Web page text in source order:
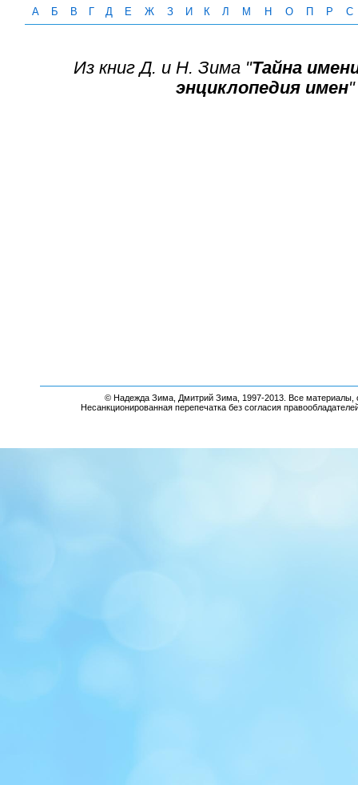
А Б В Г Д Е Ж З И К Л М Н О П Р С
Из книг Д. и Н. Зима "Тайна
энциклопедия имен"
© Надежда Зима, Дмитрий Зима, 1997-2013. Все материалы,
Несанкционированная перепечатка без согласия